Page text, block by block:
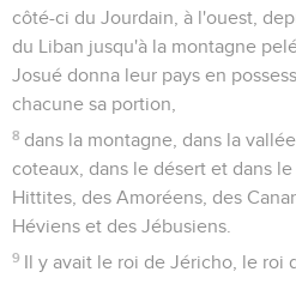
côté-ci du Jourdain, à l'ouest,
du Liban jusqu'à la montagne
Josué donna leur pays en
chacune sa portion,
8 dans la montagne, dans la
coteaux, dans le désert et dans
Hittites, des Amoréens, des
Héviens et des Jébusiens.
9 Il y avait le roi de Jéricho, le roi